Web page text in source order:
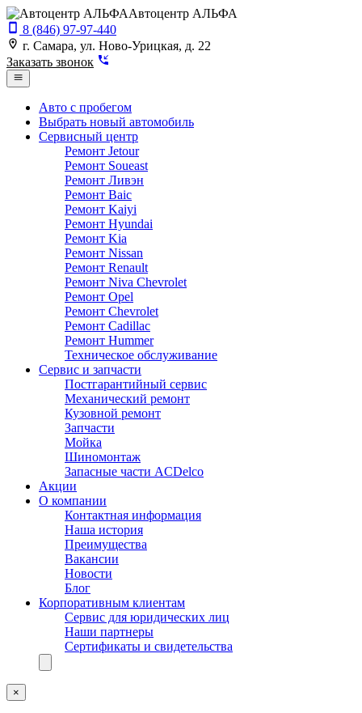
Автоцентр АЛЬФА
8 (846) 97-97-440
г. Самара, ул. Ново-Урицкая, д. 22
Заказать звонок
Авто с пробегом
Выбрать новый автомобиль
Сервисный центр
Ремонт Jetour
Ремонт Soueast
Ремонт Ливэн
Ремонт Baic
Ремонт Kaiyi
Ремонт Hyundai
Ремонт Kia
Ремонт Nissan
Ремонт Renault
Ремонт Niva Chevrolet
Ремонт Opel
Ремонт Chevrolet
Ремонт Cadillac
Ремонт Hummer
Техническое обслуживание
Сервис и запчасти
Постгарантийный сервис
Механический ремонт
Кузовной ремонт
Запчасти
Мойка
Шиномонтаж
Запасные части ACDelco
Акции
О компании
Контактная информация
Наша история
Преимущества
Вакансии
Новости
Блог
Корпоративным клиентам
Сервис для юридических лиц
Наши партнеры
Сертификаты и свидетельства
×